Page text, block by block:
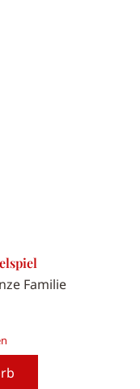
Familie